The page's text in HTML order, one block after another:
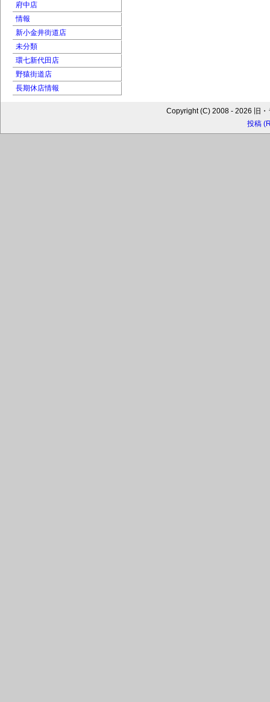
府中店
情報
新小金井街道店
未分類
環七新代田店
野猿街道店
長期休店情報
Copyright (C) 2008 - 2026 旧
投稿